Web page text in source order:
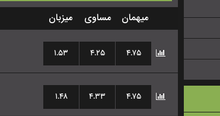
میزبان مساوی میهمان
۱.۵۳ ۴.۲۵ ۴.۷۵
۱.۴۸ ۴.۳۳ ۴.۷۵